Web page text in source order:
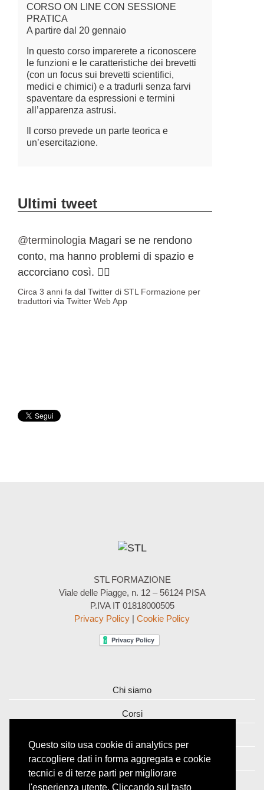
Questo sito usa cookie di analytics per
raccogliere dati in forma aggregata e cookie
tecnici e di terze parti per migliorare
l'esperienza utente. Cliccando sul tasto
CORSO ON LINE CON SESSIONE
PRATICA
A partire dal 20 gennaio
In questo corso imparerete a riconoscere
le funzioni e le caratteristiche dei brevetti
(con un focus sui brevetti scientifici,
medici e chimici) e a tradurli senza farvi
spaventare da espressioni e termini
all’apparenza astrusi.
Il corso prevede un parte teorica e
un’esercitazione.
Ultimi tweet
@terminologia Magari se ne rendono
conto, ma hanno problemi di spazio e
accorciano così. 🤷‍♀️
Circa 3 anni fa dal Twitter di STL Formazione per
traduttori via Twitter Web App
STL FORMAZIONE
Viale delle Piagge, n. 12 – 56124 PISA
P.IVA IT 01818000505
Privacy Policy | Cookie Policy
Chi siamo
Corsi
Iscriviti alla Newsletter